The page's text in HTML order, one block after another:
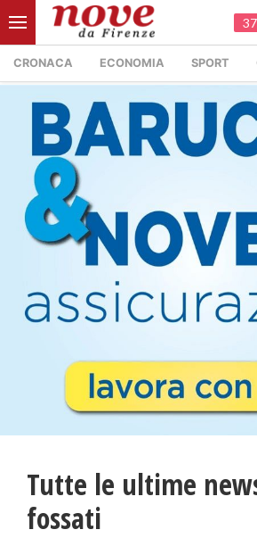
CRONACA ECONOMIA SPORT
Tutte le ultime
fossati